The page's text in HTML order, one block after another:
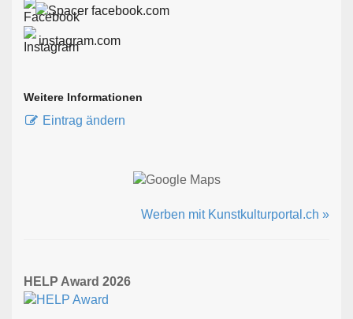
facebook.com
instagram.com
Weitere Informationen
Eintrag ändern
Werben mit Kunstkulturportal.ch »
HELP Award 2026